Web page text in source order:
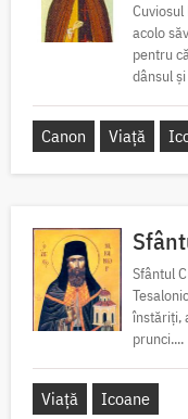
acolo
pentru
dânsul
Canon Viață
Sfântul
înstăriți,
prunci....
Viață Icoane